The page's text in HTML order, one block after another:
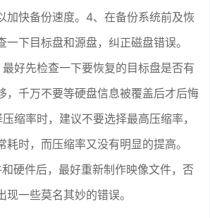
加快备份速度。4、在备份系统前及恢
一下目标盘和源盘，纠正磁盘错误。
好先检查一下要恢复的目标盘是否有
，千万不要等硬盘信息被覆盖后才后悔
缩率时，建议不要选择最高压缩率，
耗时，而压缩率又没有明显的提高。
硬件后，最好重新制作映像文件，否
一些莫名其妙的错误。